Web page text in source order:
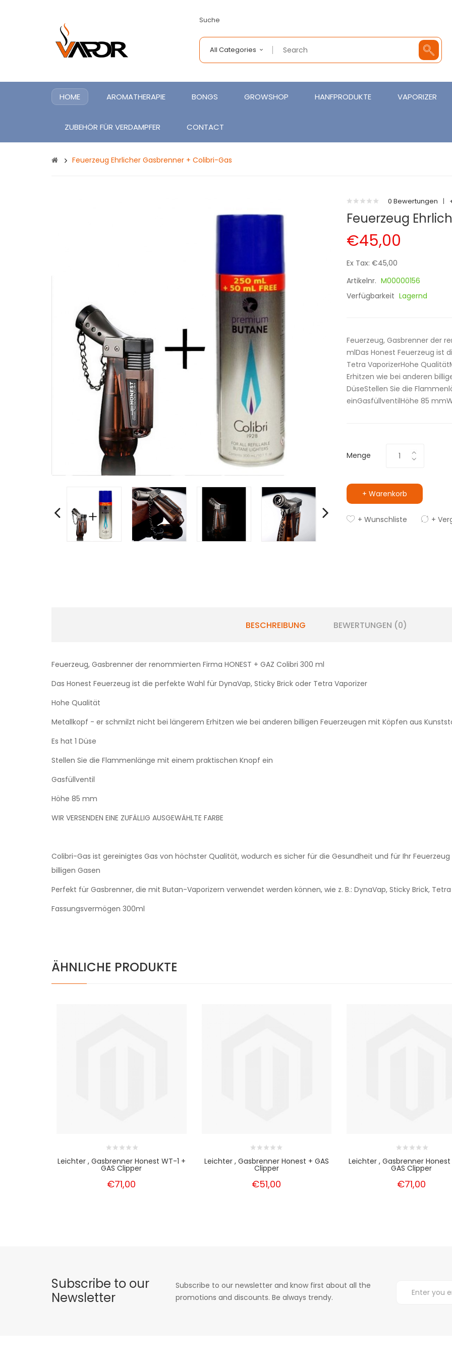
Suche
All Categories
HOME AROMATHERAPIE BONGS GROWSHOP HANFPRODUKTE VAPORIZER
ZUBEHÖR FÜR VERDAMPFER CONTACT
Feuerzeug Ehrlicher Gasbrenner + Colibri-Gas
0 Bewertungen |
Feuerzeug
€45,00
Ex Tax: €45,00
Artikelnr. M00000156
Verfügbarkeit Lagernd
Feuerzeug, Gasbrenner der
mlDas Honest Feuerzeug ist
Tetra VaporizerHohe
Erhitzen wie bei anderen
DüseStellen Sie die
einGasfüllventilHöhe 85
Menge
+ Warenkorb
+ Wunschliste +
BESCHREIBUNG BEWERTUNGEN (0)
Feuerzeug, Gasbrenner der renommierten Firma HONEST + GAZ Colibri 300 ml
Das Honest Feuerzeug ist die perfekte Wahl für DynaVap, Sticky Brick oder Tetra Vaporizer
Hohe Qualität
Metallkopf - er schmilzt nicht bei längerem Erhitzen wie bei anderen billigen Feuerzeugen mit Köpfen aus
Es hat 1 Düse
Stellen Sie die Flammenlänge mit einem praktischen Knopf ein
Gasfüllventil
Höhe 85 mm
WIR VERSENDEN EINE ZUFÄLLIG AUSGEWÄHLTE FARBE
Colibri-Gas ist gereinigtes Gas von höchster Qualität, wodurch es sicher für die Gesundheit und für Ihr
billigen Gasen
Perfekt für Gasbrenner, die mit Butan-Vaporizern verwendet werden können, wie z. B.: DynaVap, Sticky Brick, Tetra
Fassungsvermögen 300ml
ÄHNLICHE PRODUKTE
Leichter , Gasbrenner Honest WT-1 +
GAS Clipper
€71,00
Leichter , Gasbrenner Honest + GAS
Clipper
€51,00
Leichter , Gasbrenner Honest
GAS Clipper
€71,00
Subscribe to our
Newsletter
Subscribe to our newsletter and know first about all the
promotions and discounts. Be always trendy.